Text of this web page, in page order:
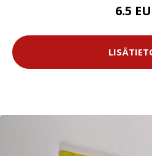
6.5